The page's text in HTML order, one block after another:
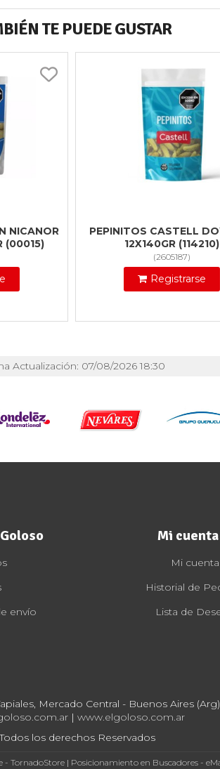
TE PUEDE GUSTAR
NICANOR
(00015)
PEPINITOS CASTELL
12X140GR (114210)
(2605187)
Registrarse
Actualización: 07/08/2026 18:30
envío
Mi cuenta
Mi cuenta
Historial de
Lista de
Mercado Central - Buenos Aires (Arg)
| www.elgoloso.com.ar
los derechos Reservados
- TornadoStore| Posicionamiento en Buscadores -